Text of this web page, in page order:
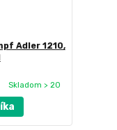
Adler 1210,
Skladom > 20